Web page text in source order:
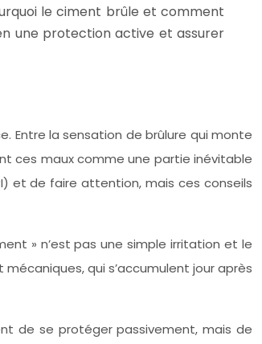
le ciment brûle et comment
une protection active et assurer
Entre la sensation de brûlure qui monte
ces maux comme une partie inévitable
et de faire attention, mais ces conseils
» n’est pas une simple irritation et le
qui s’accumulent jour après
de se protéger passivement, mais de